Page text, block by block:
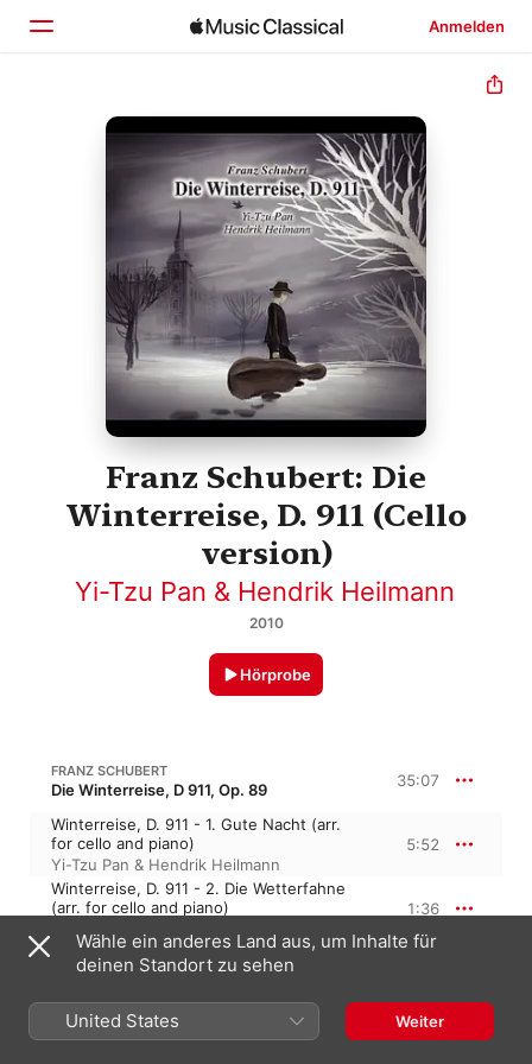
Anmelden
Startseite
Suchen
Franz Schubert: Die
Winterreise, D. 911 (Cello
version)
Yi-Tzu Pan & Hendrik Heilmann
2010
Hörprobe
FRANZ SCHUBERT
Die Winterreise, D 911, Op. 89 35:07
Winterreise, D. 911 - 1. Gute Nacht (arr.
for cello and piano)
Yi-Tzu Pan & Hendrik Heilmann
5:52
Winterreise, D. 911 - 2. Die Wetterfahne
(arr. for cello and piano)
1:36
Winterreise, D. 911 - 3. Gefrorene Tränen
(arr. for cello and piano)
Winterreise, D. 911 - 4. Erstarrung (arr.
for cello and piano)
2:47
Wähle ein anderes Land aus, um Inhalte für
deinen Standort zu sehen
United States Weiter